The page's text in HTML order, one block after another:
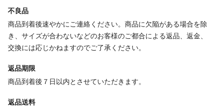
不良品
商品到着後速やかにご連絡ください。商品に欠陥がある場合を除
き、サイズが合わないなどのお客様のご都合による返品、返金、
交換には応じかねますのでご了承ください。
返品期限
商品到着後７日以内とさせていただきます。
返品送料